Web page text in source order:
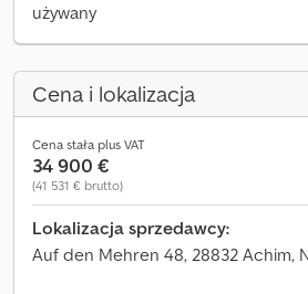
używany
Cena i lokalizacja
Cena stała plus VAT
34 900 €
(41 531 € brutto)
Lokalizacja sprzedawcy:
Auf den Mehren 48, 28832 Achim,